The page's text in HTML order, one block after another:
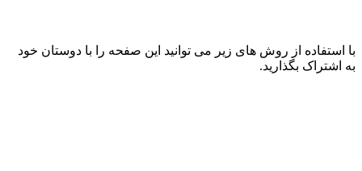
با استفاده از روش های زیر می توانید این صفحه را با دوستان خود
به اشتراک بگذارید.